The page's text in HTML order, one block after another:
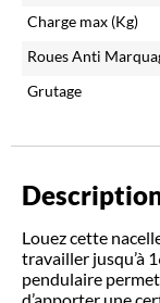
Charge max (Kg)
Roues Anti
Grutage
Louez cette
travailler jusqu’à
pendulaire